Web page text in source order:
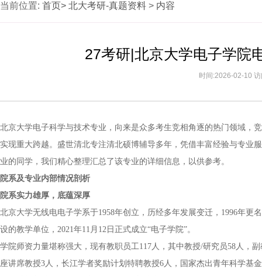
当前位置: 首页> 北大考研-真题资料 > 内容
27考研|北京大学电子学院
时间:2026-02-10
北京大学电子科学与技术专业，向来是众多考生竞相角逐的热门领域，
实现重大跨越。盛世清北专注清北硕博辅导多年，凭借丰富经验与专业
业的同学，我们精心整理汇总了该专业的详细信息，以供参考。
院系及专业内部情况剖析
院系实力雄厚，底蕴深厚
北京大学无线电电子学系于1958年创立，历经多年发展变迁，1996年更
设的教学单位，2021年11月12日正式成立“电子学院”。
学院师资力量堪称强大，现有教职员工117人，其中教授/研究员58人，
座讲席教授3人，长江学者奖励计划特聘教授6人，国家杰出青年科学基